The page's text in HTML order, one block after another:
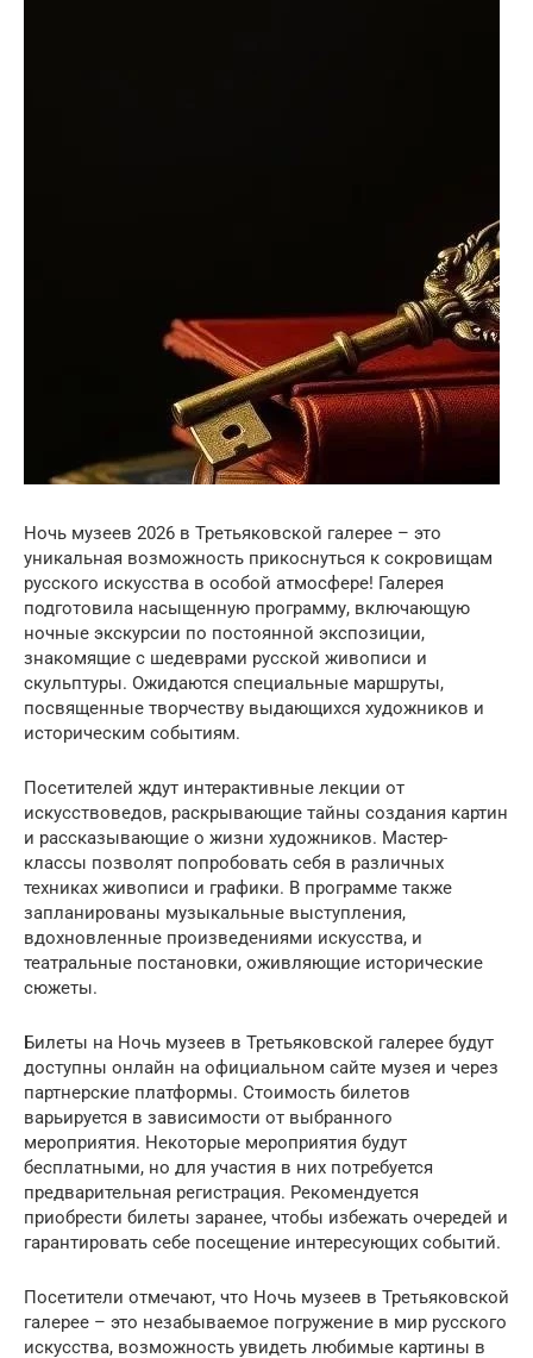
Ночь музеев 2026 в Третьяковской галерее – это
уникальная возможность прикоснуться к сокровищам
русского искусства в особой атмосфере! Галерея
подготовила насыщенную программу, включающую
ночные экскурсии по постоянной экспозиции,
знакомящие с шедеврами русской живописи и
скульптуры. Ожидаются специальные маршруты,
посвященные творчеству выдающихся художников и
историческим событиям.
Посетителей ждут интерактивные лекции от
искусствоведов, раскрывающие тайны создания картин
и рассказывающие о жизни художников. Мастер-
классы позволят попробовать себя в различных
техниках живописи и графики. В программе также
запланированы музыкальные выступления,
вдохновленные произведениями искусства, и
театральные постановки, оживляющие исторические
сюжеты.
Билеты на Ночь музеев в Третьяковской галерее будут
доступны онлайн на официальном сайте музея и через
партнерские платформы. Стоимость билетов
варьируется в зависимости от выбранного
мероприятия. Некоторые мероприятия будут
бесплатными, но для участия в них потребуется
предварительная регистрация. Рекомендуется
приобрести билеты заранее, чтобы избежать очередей и
гарантировать себе посещение интересующих событий.
Посетители отмечают, что Ночь музеев в Третьяковской
галерее – это незабываемое погружение в мир русского
искусства, возможность увидеть любимые картины в